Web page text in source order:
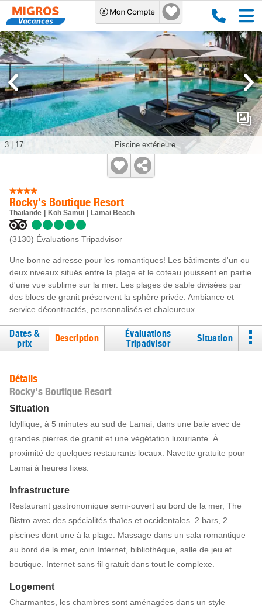
Rocky's Boutique Resort
Thaïlande Koh Samui Lamai Beach
(3130) Évaluations Tripadvisor
Une bonne adresse pour les romantiques! Les bâtiments d'un ou
deux niveaux situés entre la plage et le coteau jouissent en partie
d'une vue sublime sur la mer. Les plages de sable divisées par
des blocs de granit préservent la sphère privée. Ambiance et
service décontractés, personnalisés et chaleureux.
Piscine extérieure
3 17
Dates &
prix
Description
Évaluations
Tripadvisor
Situation
Détails
Rocky's Boutique Resort
Situation
Idyllique, à 5 minutes au sud de Lamai, dans une baie avec de
grandes pierres de granit et une végétation luxuriante. À
proximité de quelques restaurants locaux. Navette gratuite pour
Lamai à heures fixes.
Infrastructure
Restaurant gastronomique semi-ouvert au bord de la mer, The
Bistro avec des spécialités thaïes et occidentales. 2 bars, 2
piscines dont une à la plage. Massage dans un sala romantique
au bord de la mer, coin Internet, bibliothèque, salle de jeu et
boutique. Internet sans fil gratuit dans tout le complexe.
Logement
Charmantes, les chambres sont aménagées dans un style